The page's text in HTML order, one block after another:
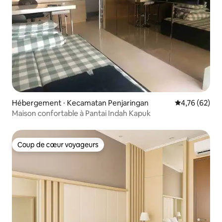
Hébergement ⋅ Kecamatan Penjaringan Évaluation
4,76 (62)
Maison confortable à Pantai Indah Kapuk
Coup de cœur voyageurs
Coup de cœur voyageurs